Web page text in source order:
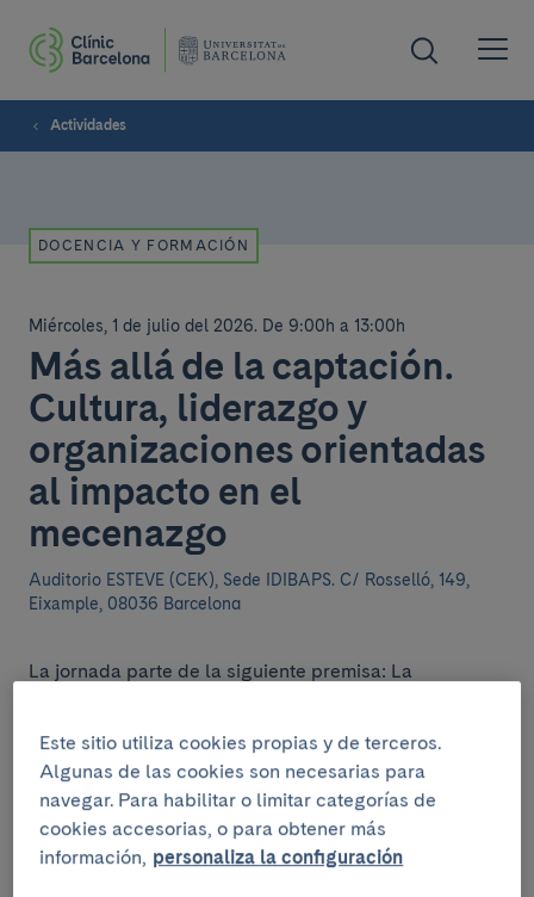
Actividades
DOCENCIA Y FORMACIÓN
Miércoles, 1 de julio del 2026. De 9:00h a 13:00h
Más allá de la captación.
Cultura, liderazgo y
organizaciones orientadas
al impacto en el
mecenazgo
Auditorio ESTEVE (CEK), Sede IDIBAPS. C/ Rosselló, 149,
Eixample, 08036 Barcelona
La jornada parte de la siguiente premisa: La
cultura organizativa. ¿Qué debe ocurrir dentro de una
organización para que el mecenazgo genere impacto
social real? La jornada abordará el papel de la
cultura, el liderazgo y las decisiones institucionales a
la hora de hacerlo posible.
Este sitio utiliza cookies propias y de terceros.
Algunas de las cookies son necesarias para
navegar. Para habilitar o limitar categorías de
cookies accesorias, o para obtener más
información, personaliza la configuración